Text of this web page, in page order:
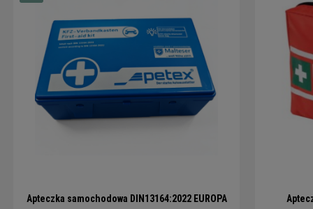
Apteczka samochodowa DIN13164:2022 EUROPA